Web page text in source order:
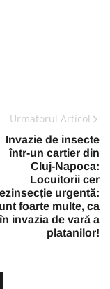
Urmatorul Articol
Invazie de insecte
într-un cartier din
Cluj-Napoca:
Locuitorii cer
urgentă:
foarte multe, ca
în invazia de vară a
platanilor!